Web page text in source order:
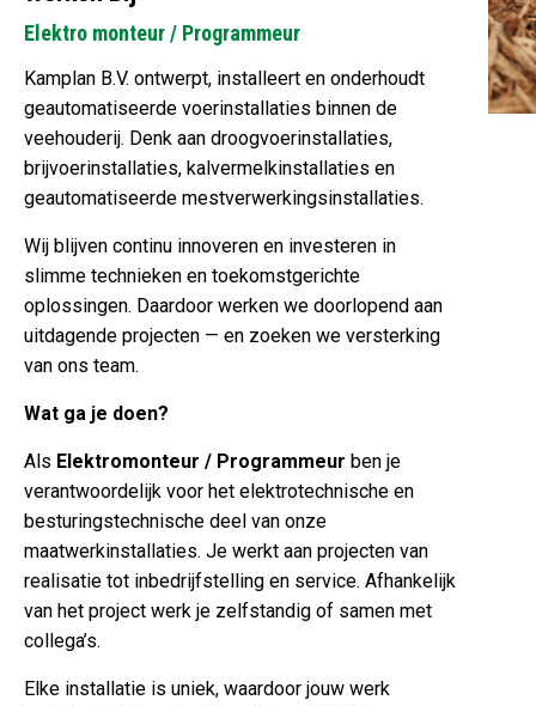
Elektro monteur / Programmeur
Kamplan B.V. ontwerpt, installeert en onderhoudt
geautomatiseerde voerinstallaties binnen de
veehouderij. Denk aan droogvoerinstallaties,
brijvoerinstallaties, kalvermelkinstallaties en
geautomatiseerde mestverwerkingsinstallaties.
Wij blijven continu innoveren en investeren in
slimme technieken en toekomstgerichte
oplossingen. Daardoor werken we doorlopend aan
uitdagende projecten — en zoeken we versterking
van ons team.
Wat ga je doen?
Als Elektromonteur / Programmeur ben je
verantwoordelijk voor het elektrotechnische en
besturingstechnische deel van onze
maatwerkinstallaties. Je werkt aan projecten van
realisatie tot inbedrijfstelling en service. Afhankelijk
van het project werk je zelfstandig of samen met
collega’s.
Elke installatie is uniek, waardoor jouw werk